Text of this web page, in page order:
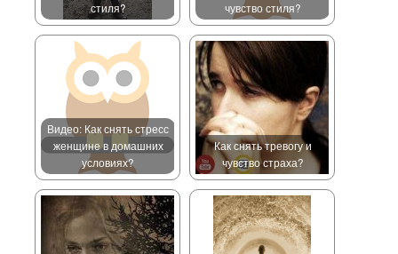
стиля?
чувство стиля?
Видео: Как снять стресс
женщине в домашних
условиях?
Как снять тревогу и
чувство страха?